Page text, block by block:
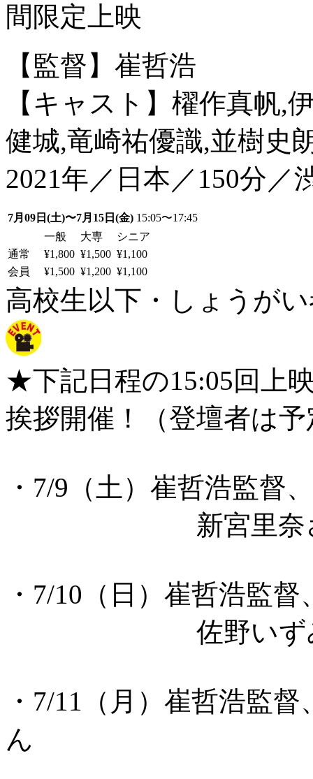
間限定上映
【監督】崔哲浩
【キャスト】櫂作真帆,
健城,竜崎祐優識,並樹史
2021年／日本／150分／
7月09日(土)〜7月15日(金) 15:05〜17:45
一般
大専
シニア
通常
¥1,800 ¥1,500 ¥1,100
会員
¥1,500 ¥1,200 ¥1,100
高校生以下・しょうがい
★下記日程の15:05回上
挨拶開催！（登壇者は
・7/9（土）崔哲浩監督
新宮里奈さ
・7/10（日）崔哲浩監
佐野いずみ
・7/11（月）崔哲浩監
ん